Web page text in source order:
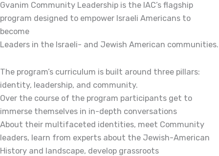
Gvanim Community Leadership is the IAC’s flagship
program designed to empower Israeli Americans to
become
Leaders in the Israeli- and Jewish American communities.
The program’s curriculum is built around three pillars:
identity, leadership, and community.
Over the course of the program participants get to
immerse themselves in in-depth conversations
About their multifaceted identities, meet Community
leaders, learn from experts about the Jewish-American
History and landscape, develop grassroots